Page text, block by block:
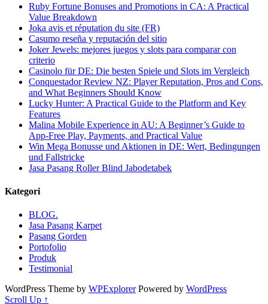
Ruby Fortune Bonuses and Promotions in CA: A Practical
Value Breakdown
Joka avis et réputation du site (FR)
Casumo reseña y reputación del sitio
Joker Jewels: mejores juegos y slots para comparar con
criterio
Casinolo für DE: Die besten Spiele und Slots im Vergleich
Conquestador Review NZ: Player Reputation, Pros and Cons,
and What Beginners Should Know
Lucky Hunter: A Practical Guide to the Platform and Key
Features
Malina Mobile Experience in AU: A Beginner’s Guide to
App-Free Play, Payments, and Practical Value
Win Mega Bonusse und Aktionen in DE: Wert, Bedingungen
und Fallstricke
Jasa Pasang Roller Blind Jabodetabek
Kategori
BLOG.
Jasa Pasang Karpet
Pasang Gorden
Portofolio
Produk
Testimonial
WordPress Theme by WPExplorerPowered by WordPress
Scroll Up ↑